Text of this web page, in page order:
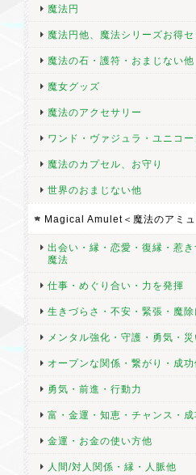
魔法円
魔法円他、魔法シリーズお得セ
魔法の石・護符・おまじない他
魔女グッズ
魔法のアクセサリー
ワンド・ヴァジュラ・ユニコ
魔法のカプセル、お守り
世界のおまじない他
Magical Amulet＜魔法のアミュ
出会い・縁・恋愛・復縁・惹
魔法
仕事・めぐり合い・力を発揮
生きづらさ・不安・緊張・魔除
メンタル強化・守護・勇気・
オープンな関係・繋がり・成功
勇気・前進・行動力
富・金運・知恵・チャンス・成
金運・お金の使い方他
人間/対人関係・縁・人脈他